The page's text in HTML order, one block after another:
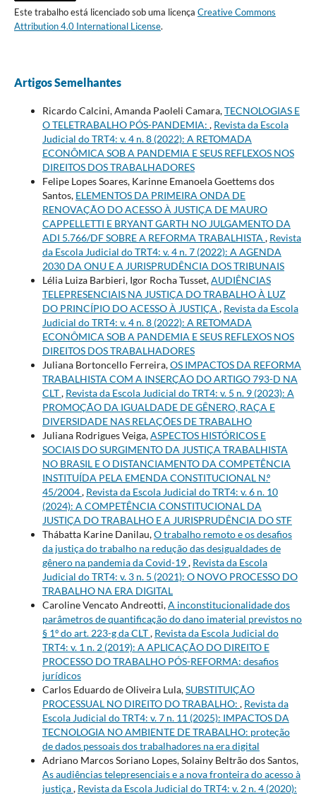
Este trabalho está licenciado sob uma licença Creative Commons
Attribution 4.0 International License.
Artigos Semelhantes
Ricardo Calcini, Amanda Paoleli Camara,TECNOLOGIAS E
O TELETRABALHO PÓS-PANDEMIA: , Revista da Escola
Judicial do TRT4: v. 4 n. 8 (2022): A RETOMADA
ECONÔMICA SOB A PANDEMIA E SEUS REFLEXOS NOS
DIREITOS DOS TRABALHADORES
Felipe Lopes Soares, Karinne Emanoela Goettems dos
Santos, ELEMENTOS DA PRIMEIRA ONDA DE
RENOVAÇÃO DO ACESSO À JUSTIÇA DE MAURO
CAPPELLETTI E BRYANT GARTH NO JULGAMENTO DA
ADI 5.766/DF SOBRE A REFORMA TRABALHISTA , Revista
da Escola Judicial do TRT4: v. 4 n. 7 (2022): A AGENDA
2030 DA ONU E A JURISPRUDÊNCIA DOS TRIBUNAIS
Lélia Luiza Barbieri, Igor Rocha Tusset,AUDIÊNCIAS
TELEPRESENCIAIS NA JUSTIÇA DO TRABALHO À LUZ
DO PRINCÍPIO DO ACESSO À JUSTIÇA , Revista da Escola
Judicial do TRT4: v. 4 n. 8 (2022): A RETOMADA
ECONÔMICA SOB A PANDEMIA E SEUS REFLEXOS NOS
DIREITOS DOS TRABALHADORES
Juliana Bortoncello Ferreira,OS IMPACTOS DA REFORMA
TRABALHISTA COM A INSERÇÃO DO ARTIGO 793-D NA
CLT, Revista da Escola Judicial do TRT4: v. 5 n. 9 (2023): A
PROMOÇÃO DA IGUALDADE DE GÊNERO, RAÇA E
DIVERSIDADE NAS RELAÇÕES DE TRABALHO
Juliana Rodrigues Veiga,ASPECTOS HISTÓRICOS E
SOCIAIS DO SURGIMENTO DA JUSTIÇA TRABALHISTA
NO BRASIL E O DISTANCIAMENTO DA COMPETÊNCIA
INSTITUÍDA PELA EMENDA CONSTITUCIONAL N.º
45/2004, Revista da Escola Judicial do TRT4: v. 6 n. 10
(2024): A COMPETÊNCIA CONSTITUCIONAL DA
JUSTIÇA DO TRABALHO E A JURISPRUDÊNCIA DO STF
Thábatta Karine Danilau,O trabalho remoto e os desafios
da justiça do trabalho na redução das desigualdades de
gênero na pandemia da Covid-19, Revista da Escola
Judicial do TRT4: v. 3 n. 5 (2021): O NOVO PROCESSO DO
TRABALHO NA ERA DIGITAL
Caroline Vencato Andreotti,A inconstitucionalidade dos
parâmetros de quantificação do dano imaterial previstos no
§ 1º do art. 223-g da CLT, Revista da Escola Judicial do
TRT4: v. 1 n. 2 (2019): A APLICAÇÃO DO DIREITO E
PROCESSO DO TRABALHO PÓS-REFORMA: desafios
jurídicos
Carlos Eduardo de Oliveira Lula,SUBSTITUIÇÃO
PROCESSUAL NO DIREITO DO TRABALHO: , Revista da
Escola Judicial do TRT4: v. 7 n. 11 (2025): IMPACTOS DA
TECNOLOGIA NO AMBIENTE DE TRABALHO: proteção
de dados pessoais dos trabalhadores na era digital
Adriano Marcos Soriano Lopes, Solainy Beltrão dos Santos,
As audiências telepresenciais e a nova fronteira do acesso à
justiça, Revista da Escola Judicial do TRT4: v. 2 n. 4 (2020):